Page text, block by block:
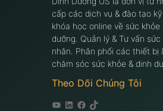
cấp các dịch vụ & đào tạo
khóa học online về sức khỏe
dưỡng. Quản lý & Tư vấn
nhân. Phân phối các thiết bị
chăm sóc sức khỏe & dinh
Theo Dõi Chúng Tôi
Youtube
Linkedin
Facebook
Tiktok